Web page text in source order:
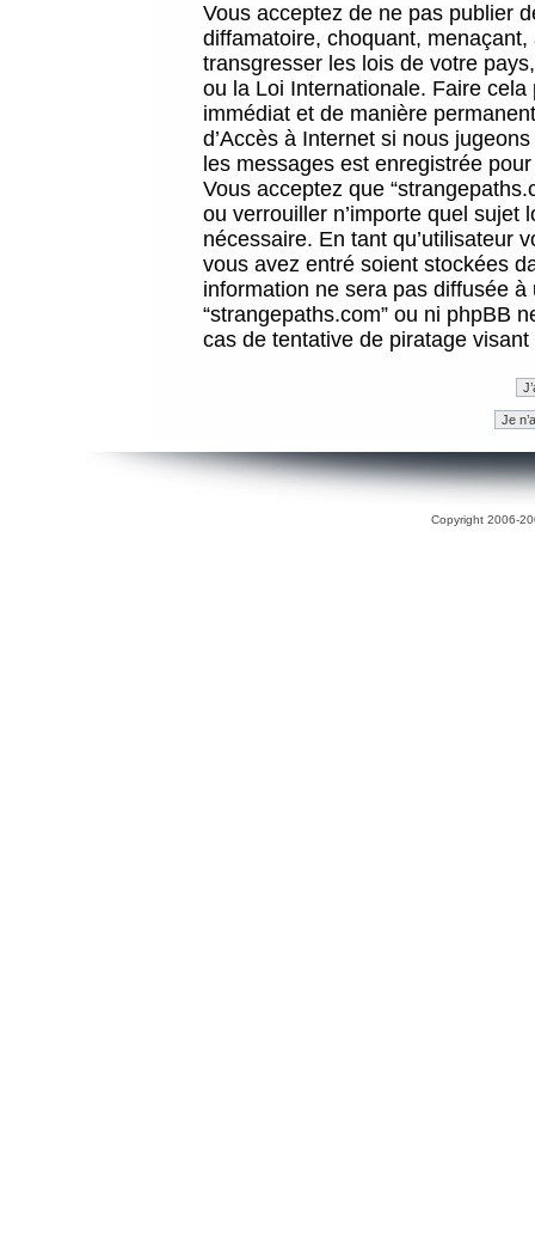
Vous acceptez de ne pas publier
diffamatoire, choquant,
transgresser les lois de votre
ou la Loi Internationale. Faire
immédiat et de manière
d’Accès à Internet si nous
les messages est enregistrée
Vous acceptez que
ou verrouiller n’importe quel sujet
nécessaire. En tant qu’utilisateur
vous avez entré soient stockées
information ne sera pas diffusée
“strangepaths.com” ou ni phpBB
cas de tentative de piratage
Copyright 2006-